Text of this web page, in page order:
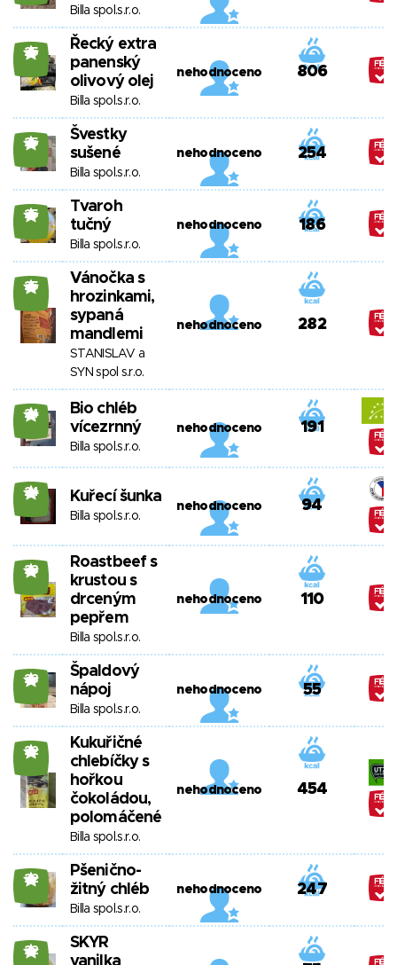
Billa spol.s.r.o.
25
Řecký extra
panenský
olivový olej
Billa spol.s.r.o.
nehodnoceno 806
25
Švestky
sušené
Billa spol.s.r.o.
nehodnoceno 254
25
Tvaroh
tučný
Billa spol.s.r.o.
nehodnoceno 186
25
Vánočka s
hrozinkami,
sypaná
mandlemi
STANISLAV a
SYN spol s.r.o.
nehodnoceno 282
24
Bio chléb
vícezrnný
Billa spol.s.r.o.
nehodnoceno 191
24 Kuřecí šunka
Billa spol.s.r.o.
nehodnoceno 94
23
Roastbeef s
krustou s
drceným
pepřem
Billa spol.s.r.o.
nehodnoceno 110
23
Špaldový
nápoj
Billa spol.s.r.o.
nehodnoceno 55
22
Kukuřičné
chlebíčky s
hořkou
čokoládou,
polomáčené
Billa spol.s.r.o.
nehodnoceno 454
22
Pšenično-
žitný chléb
Billa spol.s.r.o.
nehodnoceno 247
22
SKYR
vanilka